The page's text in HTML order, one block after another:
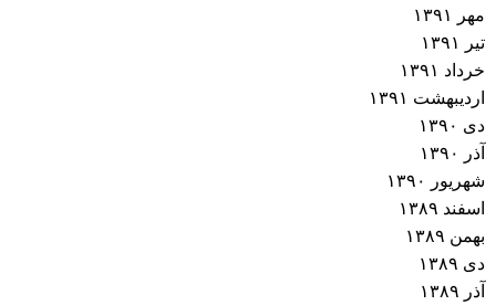
مهر ۱۳۹۱
تیر ۱۳۹۱
خرداد ۱۳۹۱
اردیبهشت ۱۳۹۱
دی ۱۳۹۰
آذر ۱۳۹۰
شهریور ۱۳۹۰
اسفند ۱۳۸۹
بهمن ۱۳۸۹
دی ۱۳۸۹
آذر ۱۳۸۹